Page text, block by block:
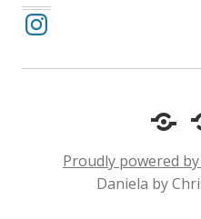
Instagram
Proudly powered
Daniela by